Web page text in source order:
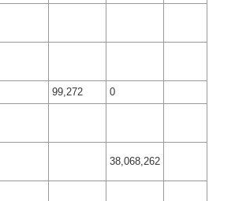
99,272 0
38,068,262